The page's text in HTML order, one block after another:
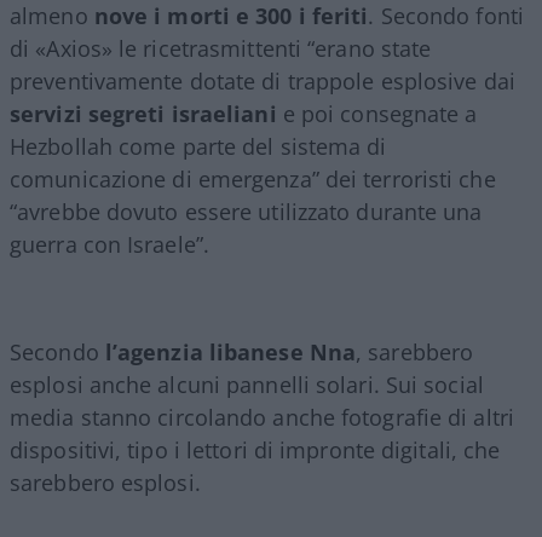
almeno nove i morti e 300 i feriti. Secondo fonti
di «Axios» le ricetrasmittenti “erano state
preventivamente dotate di trappole esplosive dai
servizi segreti israeliani e poi consegnate a
Hezbollah come parte del sistema di
comunicazione di emergenza” dei terroristi che
“avrebbe dovuto essere utilizzato durante una
guerra con Israele”.
Secondo l’agenzia libanese Nna, sarebbero
esplosi anche alcuni pannelli solari. Sui social
media stanno circolando anche fotografie di altri
dispositivi, tipo i lettori di impronte digitali, che
sarebbero esplosi.